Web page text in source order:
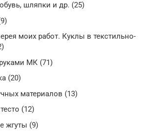
шляпки и др. (25)
моих работ. Куклы в текстильно-
МК (71)
(20)
материалов (13)
(12)
жгуты (9)